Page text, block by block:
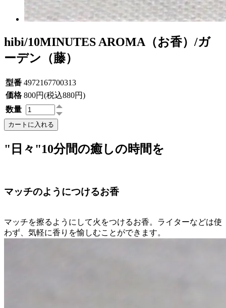
hibi/10MINUTES AROMA（お香）/ガ
ーデン（藤）
型番 4972167700313
価格 800円(税込880円)
数量
カートに入れる
"日々"10分間の癒しの時間を
マッチのようにつけるお香
マッチを擦るようにして火をつけるお香。ライターなどは使
わず、気軽に香りを愉しむことができます。